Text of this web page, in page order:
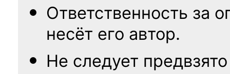
Ответственность за
несёт его автор.
Не следует